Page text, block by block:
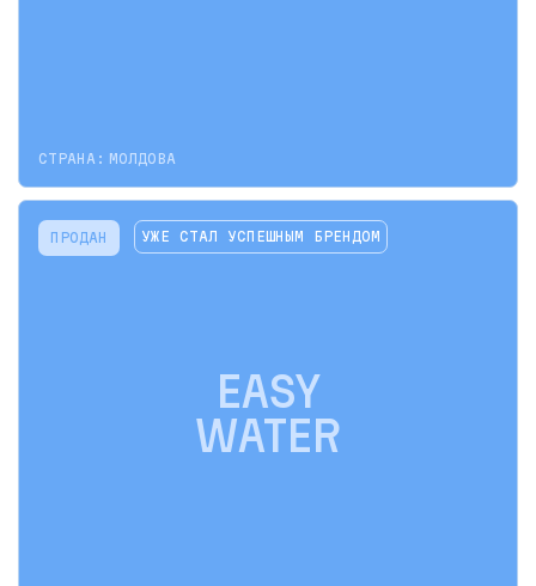
СТРАНА: МОЛДОВА
ПРОДАН УЖЕ СТАЛ УСПЕШНЫМ БРЕНДОМ
EASY
WATER